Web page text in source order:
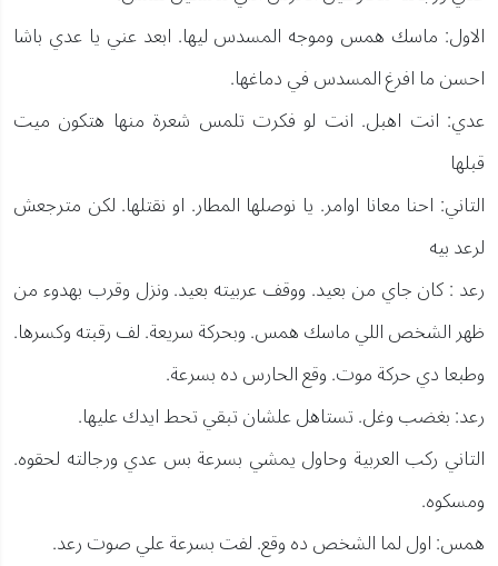
الاول: ماسك همس وموجه المسدس ليها. ابعد عني يا عدي باشا
احسن ما افرغ المسدس في دماغها.
عدي: انت اهبل. انت لو فكرت تلمس شعرة منها هتكون ميت
قبلها
التاني: احنا معانا اوامر. يا نوصلها المطار. او نقتلها. لكن مترجعش
لرعد بيه
رعد : كان جاي من بعيد. ووقف عربيته بعيد. ونزل وقرب بهدوء من
ظهر الشخص اللي ماسك همس. وبحركة سريعة. لف رقبته وكسرها.
وطبعا دي حركة موت. وقع الحارس ده بسرعة.
رعد: بغضب وغل. تستاهل علشان تبقي تحط ايدك عليها.
التاني ركب العربية وحاول يمشي بسرعة بس عدي ورجالته لحقوه.
ومسكوه.
همس: اول لما الشخص ده وقع. لفت بسرعة علي صوت رعد.